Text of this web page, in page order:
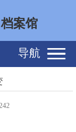
档案馆
导航